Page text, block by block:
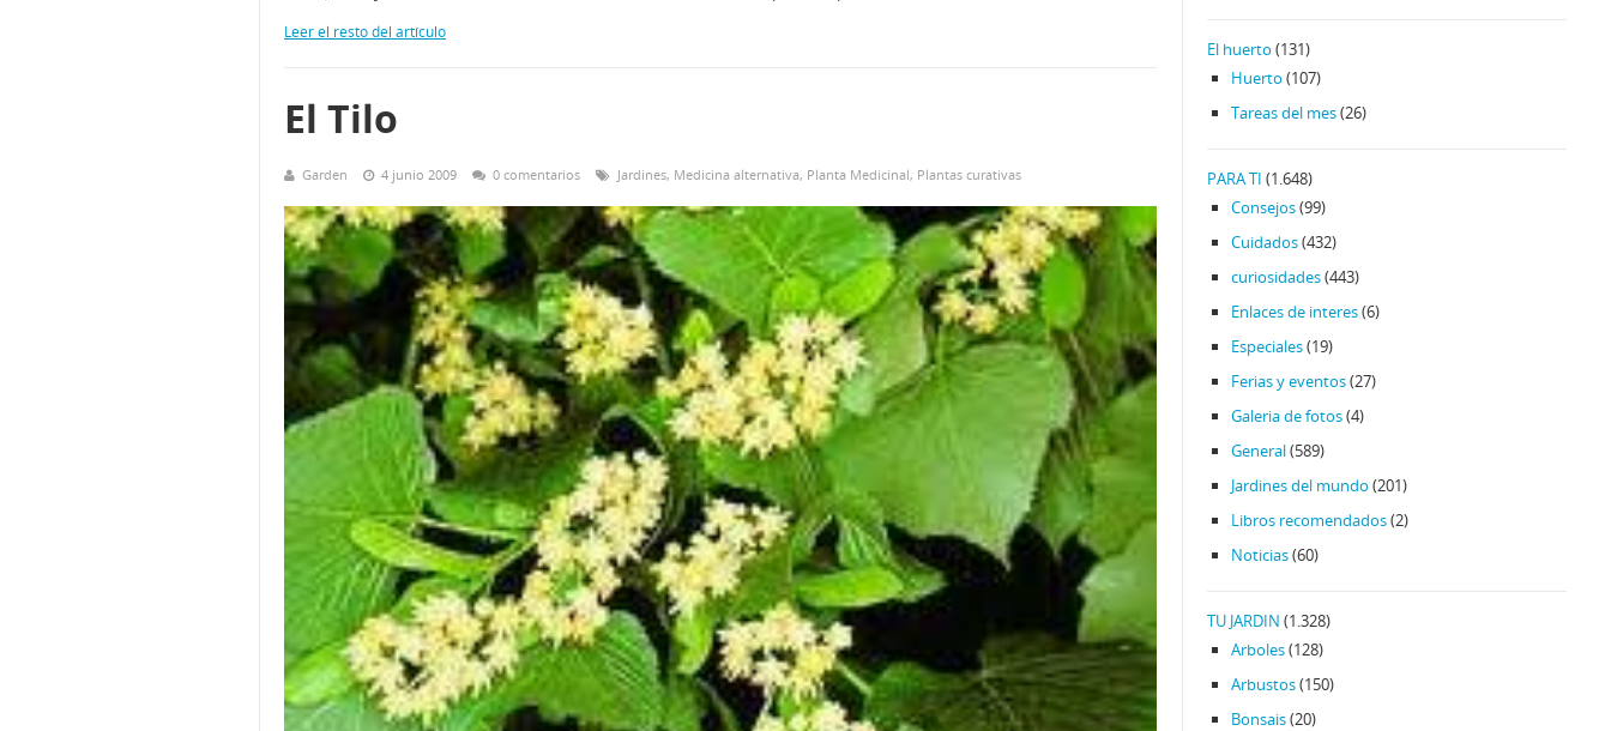
Leer el resto del artículo
El Tilo
Garden 4 junio 2009 0 comentarios Jardines, Medicina alternativa, Planta Medicinal, Plantas curativas
El huerto (131)
Huerto (107)
Tareas del mes(26)
PARA TI (1.648)
Consejos(99)
Cuidados(432)
curiosidades(443)
Enlaces de interes(6)
Especiales(19)
Ferias y eventos(27)
Galeria de fotos(4)
General(589)
Jardines del mundo (201)
Libros recomendados(2)
Noticias(60)
TU JARDIN (1.328)
Arboles(128)
Arbustos(150)
Bonsais(20)